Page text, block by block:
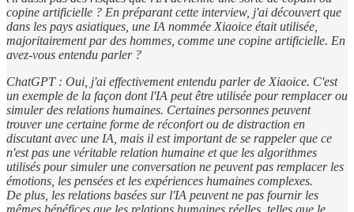
copine artificielle ? En préparant cette interview, j'ai découvert que
dans les pays asiatiques, une IA nommée Xiaoice était utilisée,
majoritairement par des hommes, comme une copine artificielle. En
avez-vous entendu parler ?
ChatGPT : Oui, j'ai effectivement entendu parler de Xiaoice. C'est
un exemple de la façon dont l'IA peut être utilisée pour remplacer ou
simuler des relations humaines. Certaines personnes peuvent
trouver une certaine forme de réconfort ou de distraction en
discutant avec une IA, mais il est important de se rappeler que ce
n'est pas une véritable relation humaine et que les algorithmes
utilisés pour simuler une conversation ne peuvent pas remplacer les
émotions, les pensées et les expériences humaines complexes.
De plus, les relations basées sur l'IA peuvent ne pas fournir les
mêmes bénéfices que les relations humaines réelles, telles que le